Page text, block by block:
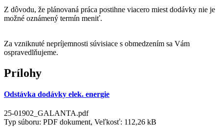
Z dôvodu, že plánovaná práca postihne viacero miest dodávky nie je
možné oznámený termín meniť.
Za vzniknuté nepríjemnosti súvisiace s obmedzením sa Vám
ospravedlňujeme.
Prílohy
Odstávka dodávky elek. energie
25-01902_GALANTA.pdf
Typ súboru: PDF dokument, Veľkosť: 112,26 kB